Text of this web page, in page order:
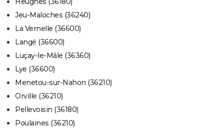
Jeu-Maloches (36240)
La Vernelle (36600)
Langé (36600)
Luçay-le-Mâle (36360)
Lye (36600)
Menetou-sur-Nahon (36210)
Orville (36210)
Pellevoisin (36180)
Poulaines (36210)